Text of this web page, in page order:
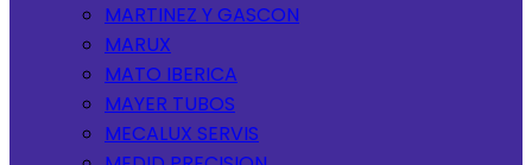
MARTINEZ Y GASCON
MARUX
MATO IBERICA
MAYER TUBOS
MECALUX SERVIS